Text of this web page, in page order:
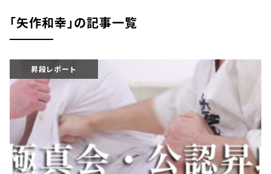
｢矢作和幸｣の記事一覧
昇段レポート